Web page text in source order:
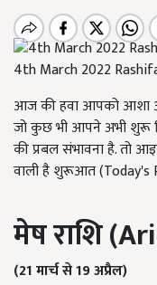
4th March 2022
आज की हवा आपको आशा
जो कुछ भी आपने अभी शुरू
की प्रबल संभावना है. तो
वाली है शुरूआत (Today's
मेष राशि (
(21 मार्च से 19 अप्रैल)